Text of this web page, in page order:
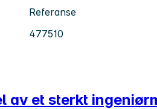
Referanse
477510
av et sterkt